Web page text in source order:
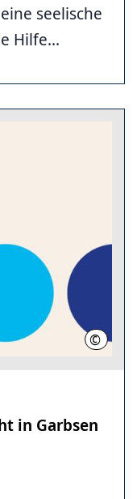
seelische
Hilfe...
©
in Garbsen